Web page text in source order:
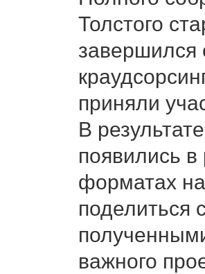
Толстого
завершился
приняли
В
появились
форматах
поделиться
важного